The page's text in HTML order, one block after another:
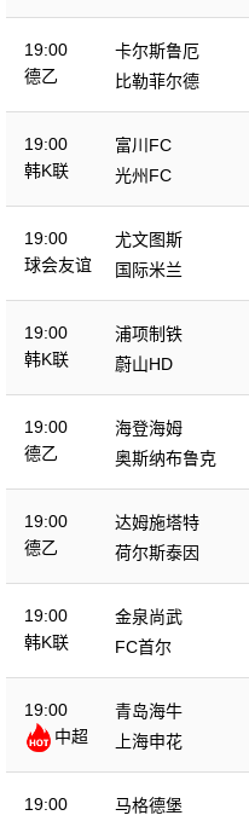
19:00
德乙
卡尔斯鲁厄
比勒菲尔德
19:00
韩K联
富川FC
光州FC
19:00
球会友谊
尤文图斯
国际米兰
19:00
韩K联
浦项制铁
蔚山HD
19:00
德乙
海登海姆
奥斯纳布鲁克
19:00
德乙
达姆施塔特
荷尔斯泰因
19:00
韩K联
金泉尚武
FC首尔
19:00
中超
青岛海牛
上海申花
19:00
马格德堡